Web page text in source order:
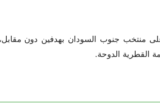
منتخب جنوب السودان بهدفين دون
القطرية الدوحة.